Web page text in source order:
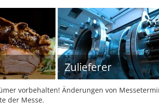
Zulieferer
vorbehalten! Änderungen von
der Messe.